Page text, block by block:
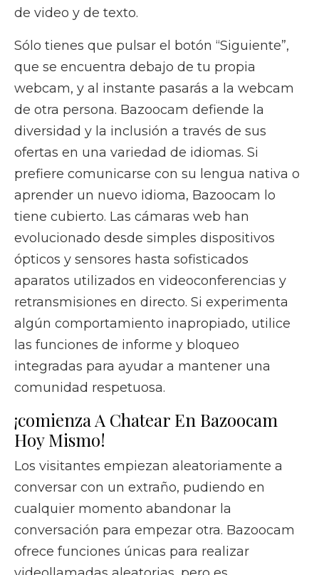
de video y de texto.
Sólo tienes que pulsar el botón “Siguiente”,
que se encuentra debajo de tu propia
webcam, y al instante pasarás a la webcam
de otra persona. Bazoocam defiende la
diversidad y la inclusión a través de sus
ofertas en una variedad de idiomas. Si
prefiere comunicarse con su lengua nativa o
aprender un nuevo idioma, Bazoocam lo
tiene cubierto. Las cámaras web han
evolucionado desde simples dispositivos
ópticos y sensores hasta sofisticados
aparatos utilizados en videoconferencias y
retransmisiones en directo. Si experimenta
algún comportamiento inapropiado, utilice
las funciones de informe y bloqueo
integradas para ayudar a mantener una
comunidad respetuosa.
¡comienza A Chatear En Bazoocam
Hoy Mismo!
Los visitantes empiezan aleatoriamente a
conversar con un extraño, pudiendo en
cualquier momento abandonar la
conversación para empezar otra. Bazoocam
ofrece funciones únicas para realizar